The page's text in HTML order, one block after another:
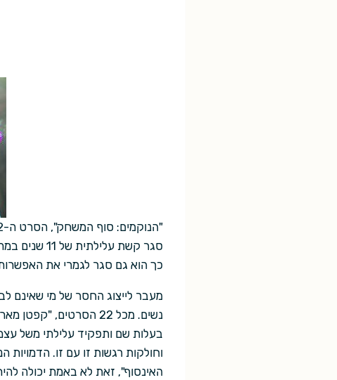
סגר קשת
כך הוא גם סגר לגמרי את
מעבר לייצוג החסר של מי שאינם
נשים. מכל 22 הסרטים,
בעלות שם ותפקיד עלילתי משל
וחולקות רגשות זו עם זו.
האינסוף", זאת לא באמת יכולה